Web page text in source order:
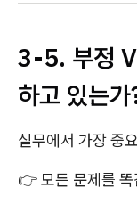
3-5. 부정
하고 있는가
실무에서 가장 중
👉 모든 문제를